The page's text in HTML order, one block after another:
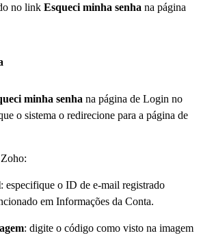
no link Esqueci minha senha na página
minha senha na página de Login no
o sistema o redirecione para a página de
: especifique o ID de e-mail registrado
em Informações da Conta.
: digite o código como visto na imagem